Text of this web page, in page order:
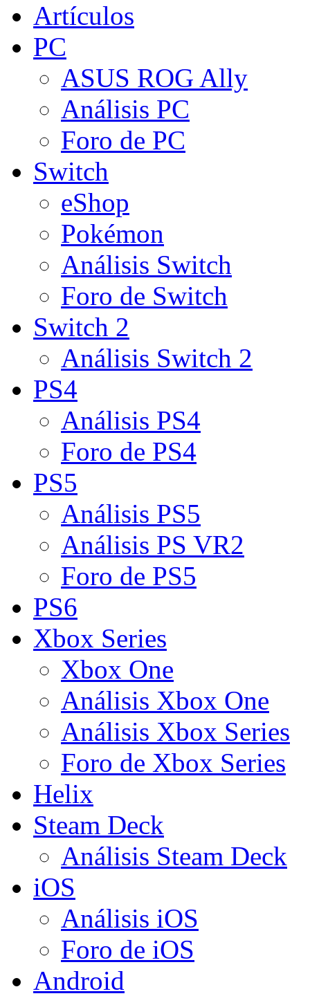
Artículos
PC
ASUS ROG Ally
Análisis PC
Foro de PC
Switch
eShop
Pokémon
Análisis Switch
Foro de Switch
Switch 2
Análisis Switch 2
PS4
Análisis PS4
Foro de PS4
PS5
Análisis PS5
Análisis PS VR2
Foro de PS5
PS6
Xbox Series
Xbox One
Análisis Xbox One
Análisis Xbox Series
Foro de Xbox Series
Helix
Steam Deck
Análisis Steam Deck
iOS
Análisis iOS
Foro de iOS
Android